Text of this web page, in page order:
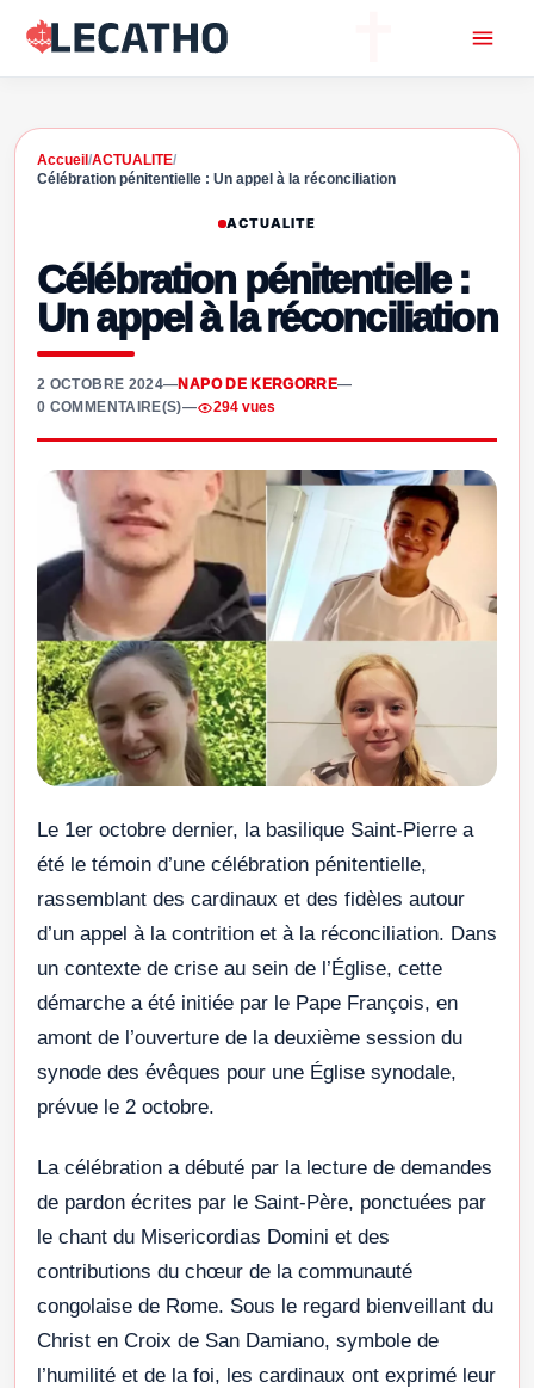
Accueil /ACTUALITE/
Célébration pénitentielle : Un appel à la réconciliation
ACTUALITE
Célébration pénitentielle :
Un appel à la réconciliation
2 OCTOBRE 2024—NAPO DE KERGORRE—
0 COMMENTAIRE(S)— 294 vues
Le 1er octobre dernier, la basilique Saint-Pierre a
été le témoin d’une célébration pénitentielle,
rassemblant des cardinaux et des fidèles autour
d’un appel à la contrition et à la réconciliation. Dans
un contexte de crise au sein de l’Église, cette
démarche a été initiée par le Pape François, en
amont de l’ouverture de la deuxième session du
synode des évêques pour une Église synodale,
prévue le 2 octobre.
La célébration a débuté par la lecture de demandes
de pardon écrites par le Saint-Père, ponctuées par
le chant du Misericordias Domini et des
contributions du chœur de la communauté
congolaise de Rome. Sous le regard bienveillant du
Christ en Croix de San Damiano, symbole de
l’humilité et de la foi, les cardinaux ont exprimé leur